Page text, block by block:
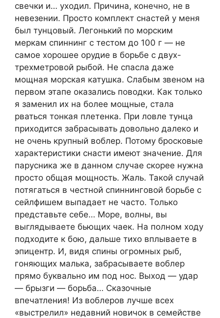
свечки и… уходил. Причина, конечно, не в
невезении. Просто комплект снастей у меня
был тунцовый. Легонький по морским
меркам спиннинг с тестом до 100 г — не
самое хорошее орудие в борьбе с двух-
трехметровой рыбой. Не спасла даже
мощная морская катушка. Слабым звеном на
первом этапе оказались поводки. Как только
я заменил их на более мощные, стала
рваться тонкая плетенка. При ловле тунца
приходится забрасывать довольно далеко и
не очень крупный воблер. Потому бросковые
характеристики снасти имеют значение. Для
парусника же в данном случае скорее нужна
просто общая мощность. Жаль. Такой случай
потягаться в честной спиннинговой борьбе с
сейлфишем выпадает не часто. Только
представьте себе… Море, волны, вы
выглядываете бьющих чаек. На полном ходу
подходите к бою, дальше тихо вплываете в
эпицентр. И, видя спины огромных рыб,
гоняющих малька, забрасываете воблер
прямо буквально им под нос. Выход — удар
— брызги — борьба… Сказочные
впечатления! Из воблеров лучше всех
«выстрелил» недавний новичок в семействе